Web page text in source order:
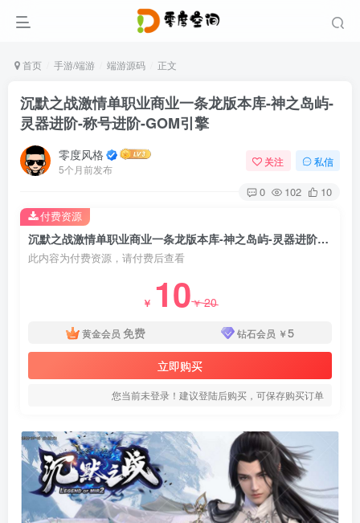
首页 手游/端游 端游源码 正文
沉默之战激情单职业商业一条龙版本库-神之岛屿-
灵器进阶-称号进阶-GOM引擎
零度风格
5个月前发布
关注 私信
0 102 10
沉默之战激情单职业商业一条龙版本库-神之岛屿-灵器进阶-称号进阶-GOM引擎
此内容为付费资源，请付费后查看
￥ 10￥20
黄金会员 免费 钻石会员 ￥5
立即购买
您当前未登录！建议登陆后购买，可保存购买订单
付费资源